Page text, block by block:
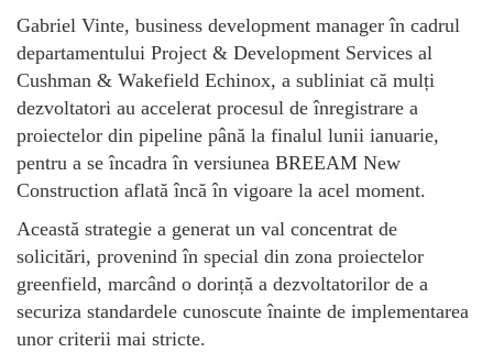
Gabriel Vinte, business development manager în cadrul
departamentului Project & Development Services al
Cushman & Wakefield Echinox, a subliniat că mulți
dezvoltatori au accelerat procesul de înregistrare a
proiectelor din pipeline până la finalul lunii ianuarie,
pentru a se încadra în versiunea BREEAM New
Construction aflată încă în vigoare la acel moment.
Această strategie a generat un val concentrat de
solicitări, provenind în special din zona proiectelor
greenfield, marcând o dorință a dezvoltatorilor de a
securiza standardele cunoscute înainte de implementarea
unor criterii mai stricte.